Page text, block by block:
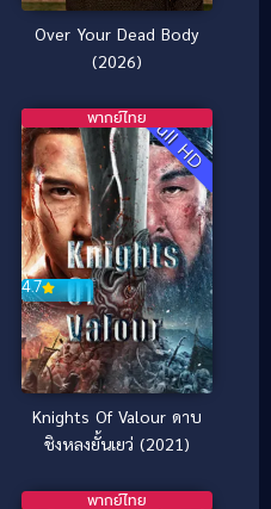
Over Your Dead Body
(2026)
Full HD
4.7
พากย์ไทย
Knights Of Valour ดาบ
ชิงหลงยั้นเยว่ (2021)
พากย์ไทย